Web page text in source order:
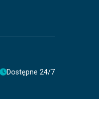
Dostępne 24/7